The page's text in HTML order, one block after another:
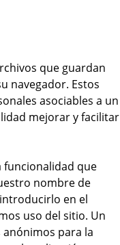
que guardan
navegador. Estos
asociables a un
mejorar y facilitar
funcionalidad que
nombre de
en el
uso del sitio. Un
anónimos para la